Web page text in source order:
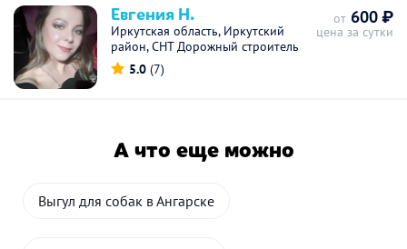
Евгения Н.
Иркутская область, Иркутский
район, СНТ Дорожный строитель
5.0 (7)
от 600 ₽
цена за сутки
А что еще можно
Выгул для собак в Ангарске